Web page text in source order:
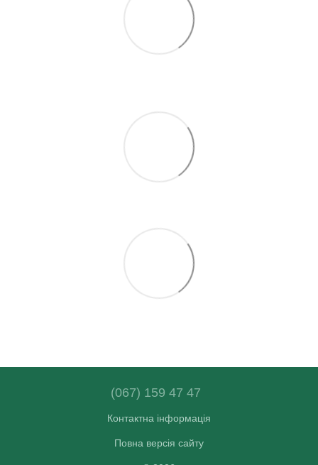
(067) 159 47 47
Контактна інформація
Повна версія сайту